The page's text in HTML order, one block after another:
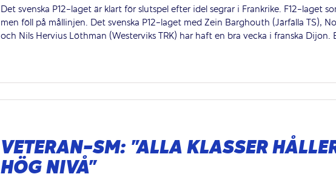
Det svenska P12-laget är klart för slutspel efter idel segrar i Frankrike. F12-laget
men föll på mållinjen. Det svenska P12-laget med Zein Barghouth (Järfälla TS),
och Nils Hervius Löthman (Westerviks TRK) har haft en bra vecka i franska Dijon.
VETERAN-SM: ”ALLA KLASSER
HÖG NIVÅ”